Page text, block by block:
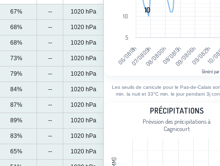
67% -- 1020 hPa
68% -- 1020 hPa
68% -- 1020 hPa
73% -- 1020 hPa
79% -- 1020 hPa
84% -- 1020 hPa
87% -- 1020 hPa
89% -- 1020 hPa
83% -- 1020 hPa
65% -- 1020 hPa
10
10
06/08 18h07/08 09h08/08 00h08/08 15h09/08 06h09/08 21h
10/
5
10
Généré
Les seuils de canicule pour le Pas-de-Calais
min. la nuit et 33°C min. le jour pendant 3j
Bar chart with 111 bars.
Prévision des précipitations à
The chart has 1 X axis displaying
PRÉCIPITATIONS
Prévision des précipitations à
Cagnicourt